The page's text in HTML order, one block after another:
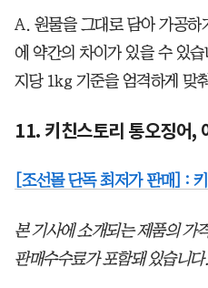
A. 원물을 그대로 담아 가공하
에 약간의 차이가 있을 수 있
지당 1kg 기준을 엄격하게 맞
11. 키친스토리 통오징어,
[조선몰 단독 최저가 판매] :
본 기사에 소개되는 제품의 가
판매수수료가 포함돼 있습니다.